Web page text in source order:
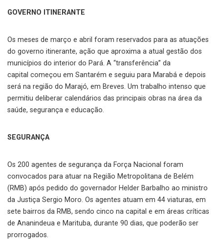
GOVERNO ITINERANTE
Os meses de março e abril foram reservados para as atuações
do governo itinerante, ação que aproxima a atual gestão dos
municípios do interior do Pará. A “transferência” da
capital começou em Santarém e seguiu para Marabá e depois
será na região do Marajó, em Breves. Um trabalho intenso que
permitiu deliberar calendários das principais obras na área da
saúde, segurança e educação.
SEGURANÇA
Os 200 agentes de segurança da Força Nacional foram
convocados para atuar na Região Metropolitana de Belém
(RMB) após pedido do governador Helder Barbalho ao ministro
da Justiça Sergio Moro. Os agentes atuam em 44 viaturas, em
sete bairros da RMB, sendo cinco na capital e em áreas críticas
de Ananindeua e Marituba, durante 90 dias, que poderão ser
prorrogados.